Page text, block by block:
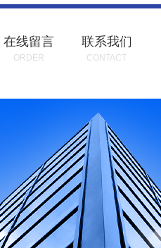
在线留言
ORDER
联系我们
CONTACT